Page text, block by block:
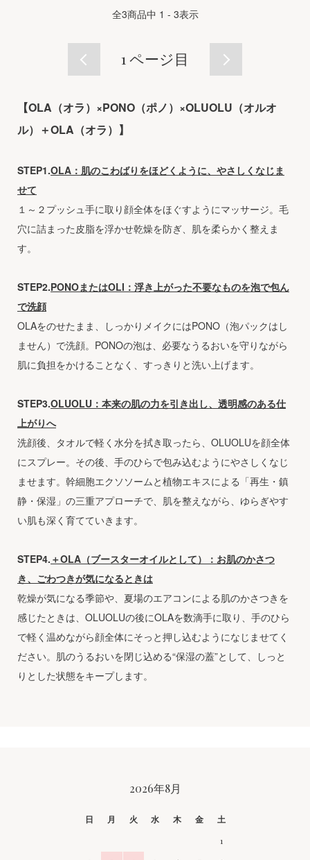
全3商品中 1 - 3表示
1 ページ目
【OLA（オラ）×PONO（ポノ）×OLUOLU（オルオ
ル）＋OLA（オラ）】
STEP1.OLA：肌のこわばりをほどくように、やさしくなじま
せて
１～２プッシュ手に取り顔全体をほぐすようにマッサージ。毛
穴に詰まった皮脂を浮かせ乾燥を防ぎ、肌を柔らかく整えま
す。
STEP2.PONOまたはOLI：浮き上がった不要なものを泡で包ん
で洗顔
OLAをのせたまま、しっかりメイクにはPONO（泡パックはし
ません）で洗顔。PONOの泡は、必要なうるおいを守りながら
肌に負担をかけることなく、すっきりと洗い上げます。
STEP3.OLUOLU：本来の肌の力を引き出し、透明感のある仕
上がりへ
洗顔後、タオルで軽く水分を拭き取ったら、OLUOLUを顔全体
にスプレー。その後、手のひらで包み込むようにやさしくなじ
ませます。幹細胞エクソソームと植物エキスによる「再生・鎮
静・保湿」の三重アプローチで、肌を整えながら、ゆらぎやす
い肌も深く育てていきます。
STEP4. ＋OLA（ブースターオイルとして）：お肌のかさつ
き、ごわつきが気になるときは
乾燥が気になる季節や、夏場のエアコンによる肌のかさつきを
感じたときは、OLUOLUの後にOLAを数滴手に取り、手のひら
で軽く温めながら顔全体にそっと押し込むようになじませてく
ださい。肌のうるおいを閉じ込める“保湿の蓋”として、しっと
りとした状態をキープします。
2026年8月
日 月 火 水 木 金
土
1